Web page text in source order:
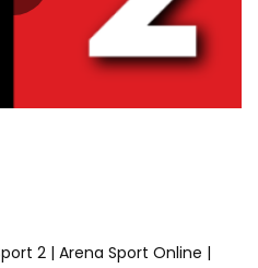
2 | Arena Sport Online |